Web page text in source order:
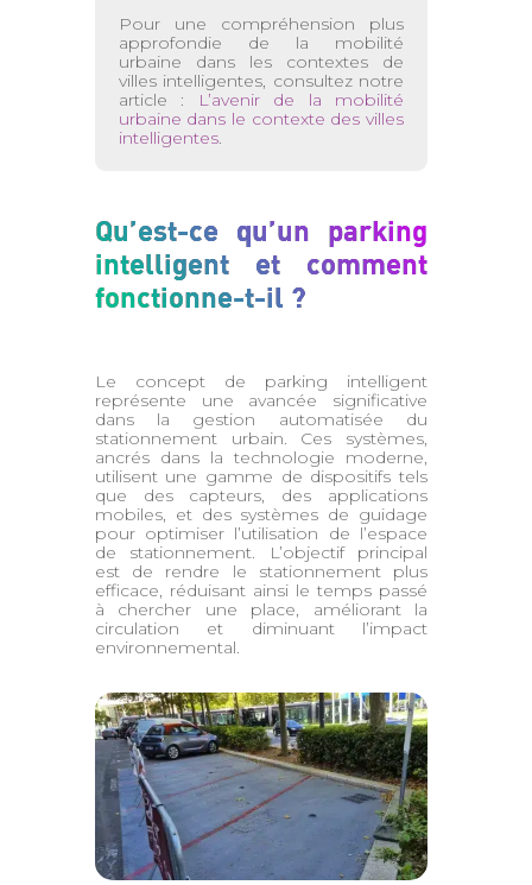
Pour une compréhension plus
approfondie de la mobilité
urbaine dans les contextes de
villes intelligentes, consultez notre
article :
L’avenir de la mobilité
urbaine dans le contexte des villes
intelligentes.
Qu’est-ce qu’un parking
intelligent et comment
fonctionne-t-il ?
Le concept de parking intelligent
représente une avancée significative
dans la gestion automatisée du
stationnement urbain. Ces systèmes,
ancrés dans la technologie moderne,
utilisent une gamme de dispositifs tels
que des capteurs, des applications
mobiles, et des systèmes de guidage
pour optimiser l’utilisation de l’espace
de stationnement. L’objectif principal
est de rendre le stationnement plus
efficace, réduisant ainsi le temps passé
à chercher une place, améliorant la
circulation et diminuant l’impact
environnemental.